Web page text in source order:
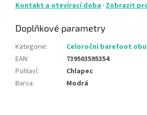
Kontakt a otevírací doba · Zobrazit
Doplňkové parametry
Kategorie:
Celoroční barefoot
EAN:
739503595354
Pohlaví:
Chlapec
Barva: Modrá